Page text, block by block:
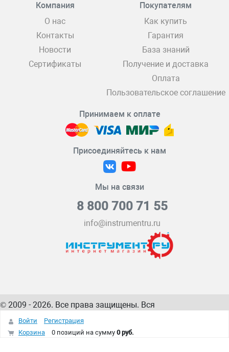
Компания
О нас
Контакты
Новости
Сертификаты
Покупателям
Как купить
Гарантия
База знаний
Получение и доставка
Оплата
Пользовательское соглашение
Принимаем к оплате
Присоединяйтесь к нам
Мы на связи
8 800 700 71 55
info@instrumentru.ru
© 2009 - 2026. Все права защищены. Вся
информация на сайте – собственность
интернет-магазина
Войти
Регистрация
Корзина
0 позиций на сумму 0 руб.